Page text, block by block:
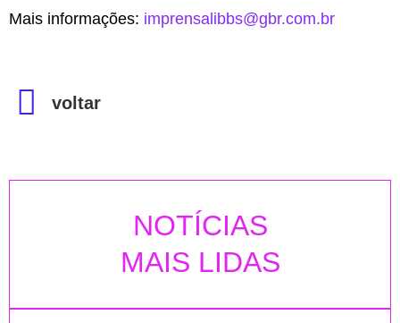
Mais informações: imprensalibbs@gbr.com.br
voltar
NOTÍCIAS
MAIS LIDAS